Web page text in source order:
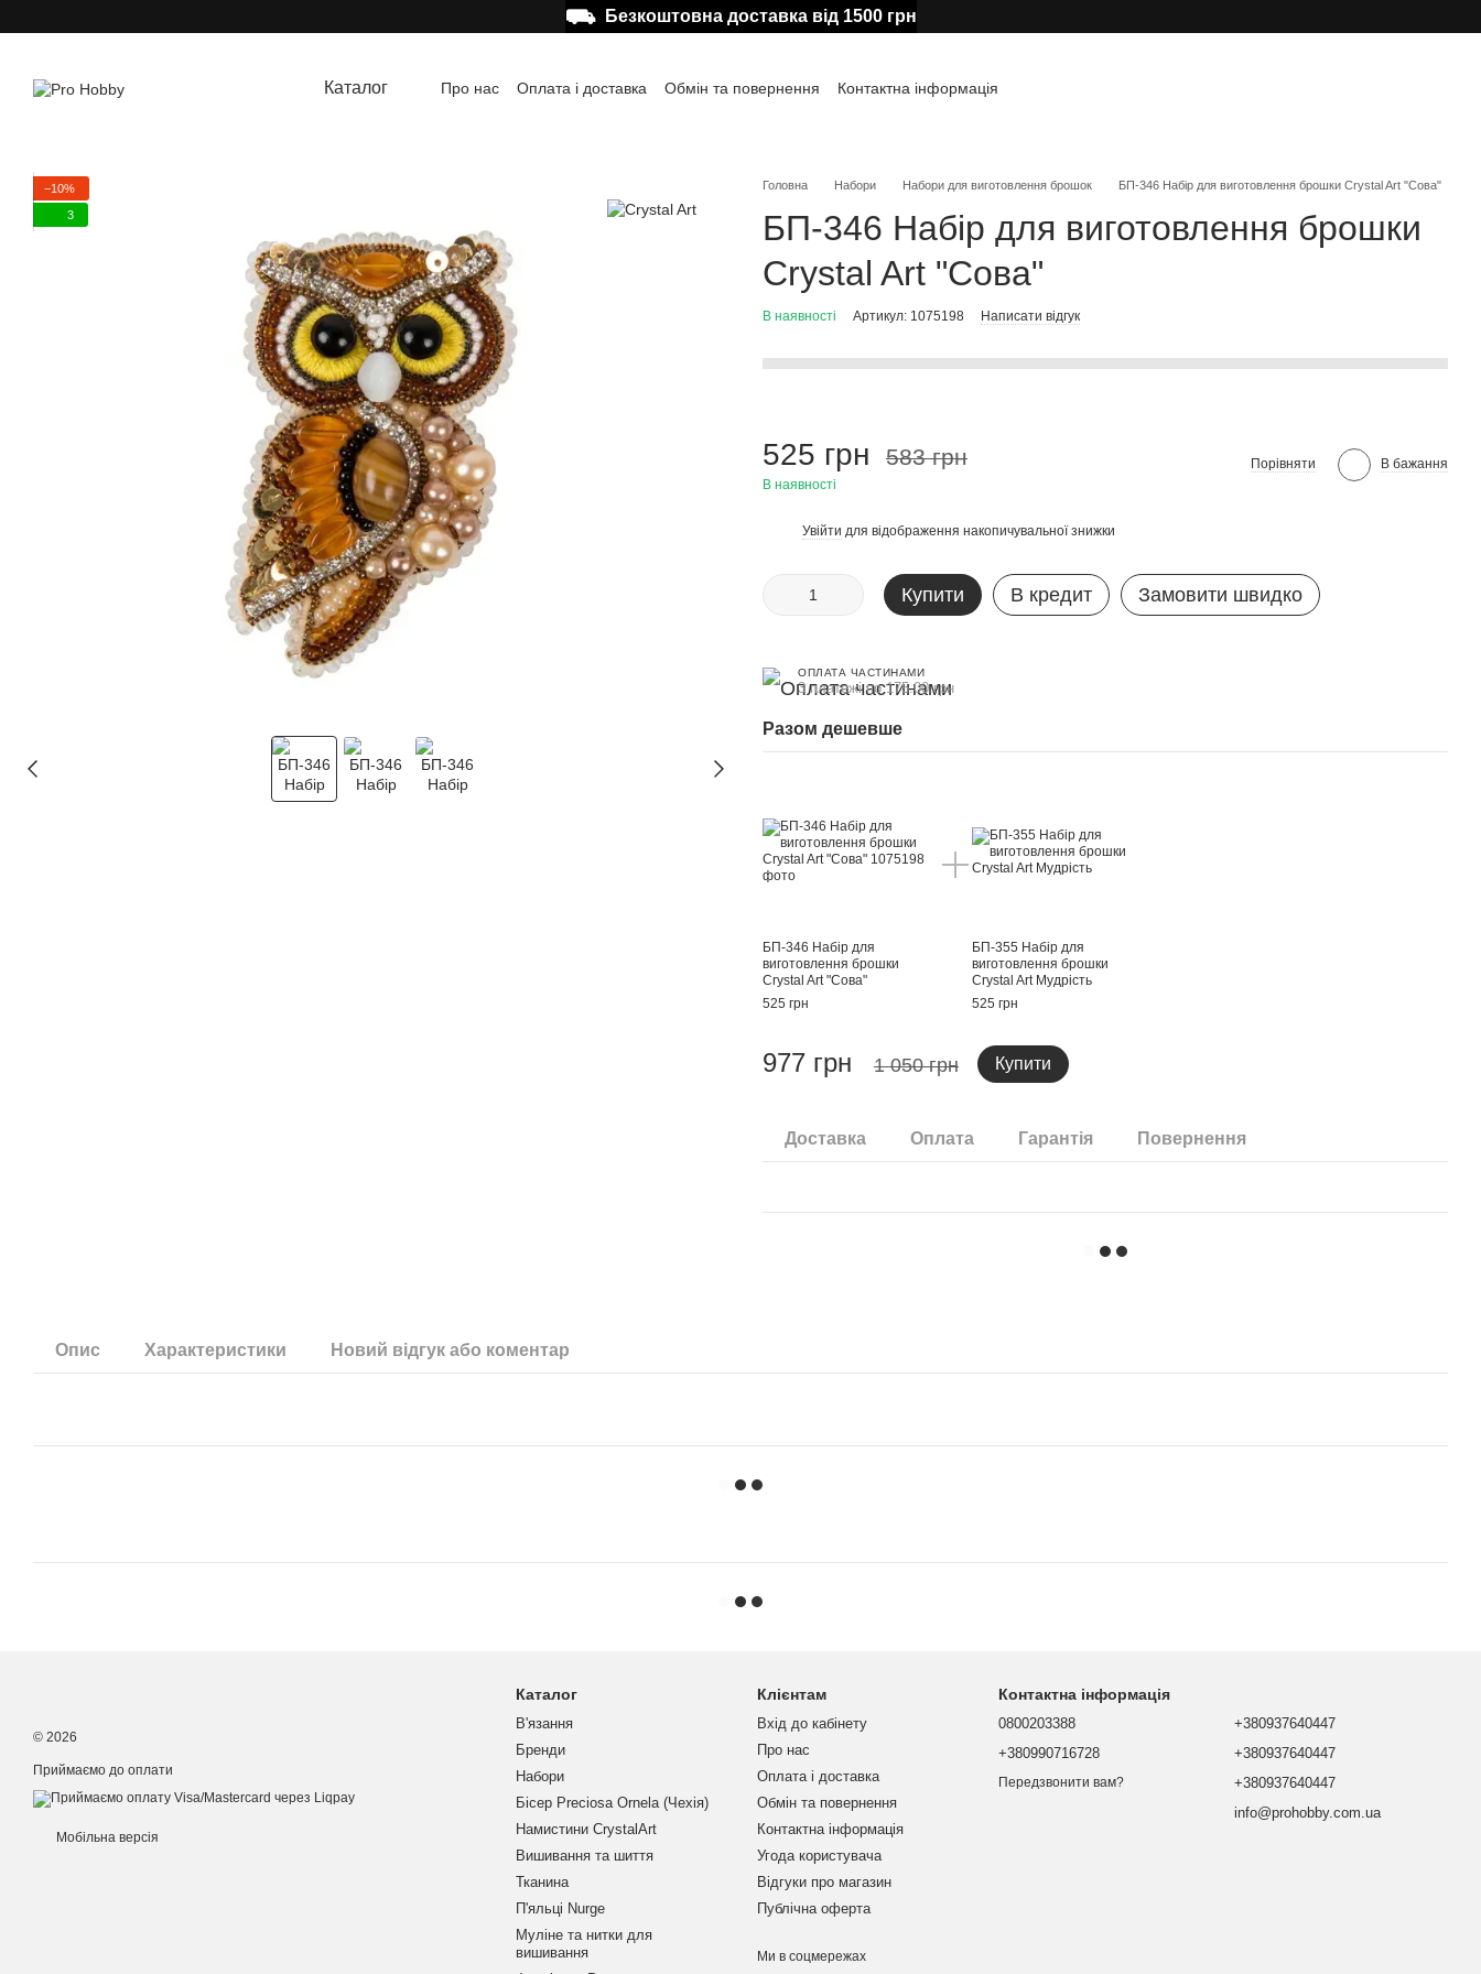
⛟ Безкоштовна доставка від 1500 грн
Каталог Про нас Оплата і доставка Обмін та повернення
Контактна інформація
−10%
3
Головна Набори Набори для виготовлення брошок БП-346 Набір для виготовлення брошки Crystal Art "Сова"
БП-346 Набір для виготовлення брошки
Crystal Art "Сова"
В наявності Артикул: 1075198 Написати відгук
525 грн 583 грн
В наявності
Порівняти В бажання
Увійти для відображення накопичувальної знижки
Купити В кредит Замовити швидко
ОПЛАТА ЧАСТИНАМИ
3 платежі по 175.00 грн
Разом дешевше
БП-346 Набір для
виготовлення брошки
Crystal Art "Сова"
525 грн
БП-355 Набір для
виготовлення брошки
Crystal Art Мудрість
525 грн
977 грн 1 050 грн Купити
Доставка Оплата Гарантія Повернення
Опис Характеристики Новий відгук або коментар
© 2026
Приймаємо до оплати
Мобільна версія
Каталог
В'язання
Бренди
Набори
Бісер Preciosa Ornela (Чехія)
Намистини CrystalArt
Вишивання та шиття
Тканина
П'яльці Nurge
Муліне та нитки для
вишивання
Клієнтам
Вхід до кабінету
Про нас
Оплата і доставка
Обмін та повернення
Контактна інформація
Угода користувача
Відгуки про магазин
Публічна оферта
Ми в соцмережах
Контактна інформація
0800203388
+380990716728
Передзвонити вам?
+380937640447
+380937640447
+380937640447
info@prohobby.com.ua